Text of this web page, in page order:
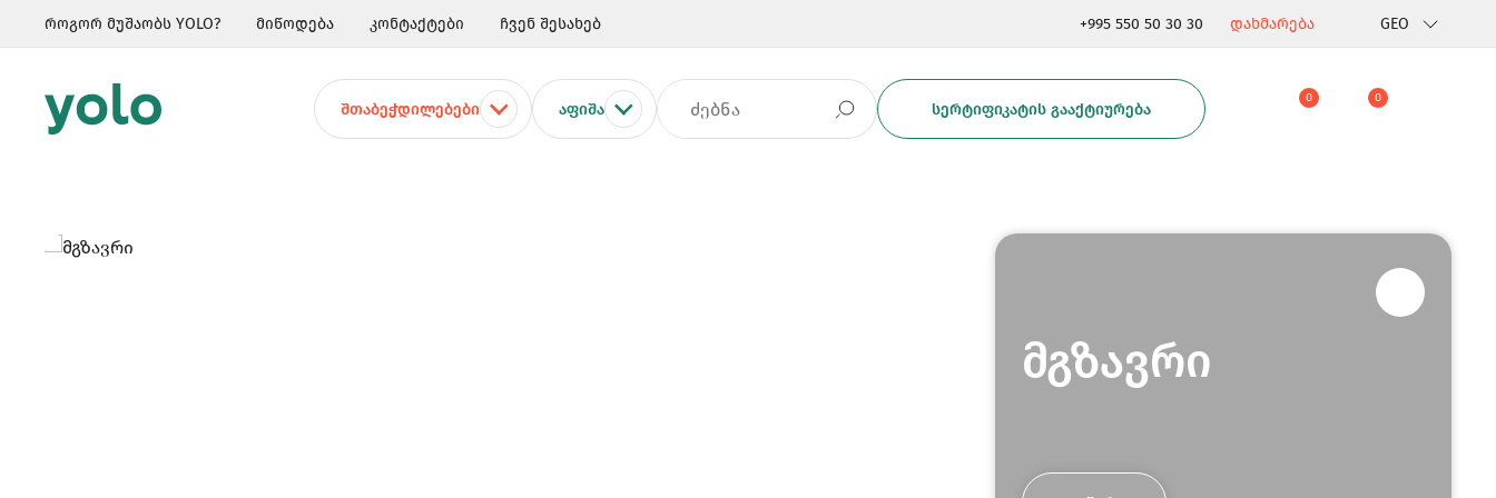
როგორ მუშაობს YOLO? მიწოდება კონტაქტები ჩვენ შესახებ +995 550 50 30 30 დახმარება GEO
Rus
ᲨᲗᲐᲑᲔᲭᲓᲘᲚᲔᲑᲔᲑᲘ ᲐᲤᲘᲨᲐ ᲡᲔᲠᲢᲘᲤᲘᲙᲐᲢᲘᲡ ᲒᲐᲐᲥᲢᲘᲣᲠᲔᲑᲐ
0 0
მგზავრი